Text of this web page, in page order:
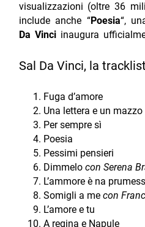
visualizzazioni (oltre 36
include anche “Poesia“,
Da Vinci inaugura
Sal Da Vinci, la
Fuga d’amore
Una lettera e un mazzo
Per sempre sì
Poesia
Pessimi pensieri
Dimmelo con Serena
L’ammore è na
Somigli a me con
L’amore e tu
A regina e Napule